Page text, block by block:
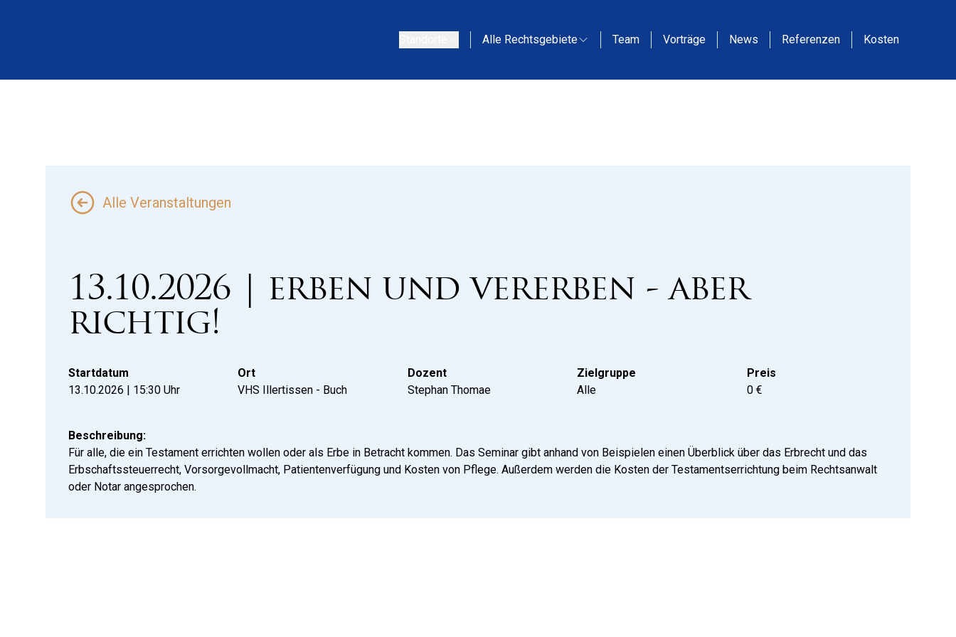
Alle Rechtsgebiete Team Vorträge News Referenzen Kosten
Alle Veranstaltungen
13.10.2026 | erben und vererben - aber
richtig!
Startdatum
13.10.2026 | 15:30 Uhr
Ort
VHS Illertissen - Buch
Dozent
Stephan Thomae
Zielgruppe
Alle
Preis
0€
Beschreibung:
Für alle, die ein Testament errichten wollen oder als Erbe in Betracht kommen. Das Seminar gibt anhand von Beispielen einen Überblick über das Erbrecht und das
Erbschaftssteuerrecht, Vorsorgevollmacht, Patientenverfügung und Kosten von Pflege. Außerdem werden die Kosten der Testamentserrichtung beim Rechtsanwalt
oder Notar angesprochen.